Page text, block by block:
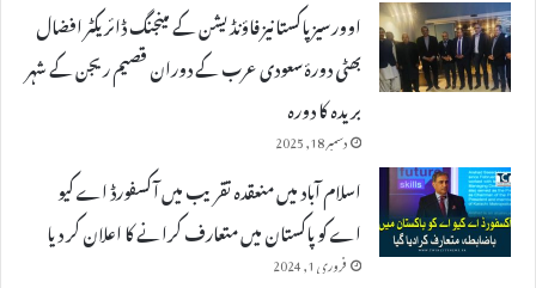
اوورسیز پاکستانیز فاؤنڈیشن کے مینجنگ ڈائریکٹر افضال
بھٹی دورۂ سعودی عرب کے دوران قصیم ریجن کے شہر
بریدہ کا دورہ
دسمبر 18, 2025
اسلام آباد میں منعقدہ تقریب میں آکسفورڈ اے کیو
اے کو پاکستان میں متعارف کرانے کا اعلان کر دیا
فروری 1, 2024